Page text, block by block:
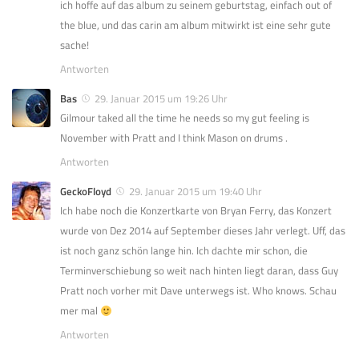
ich hoffe auf das album zu seinem geburtstag, einfach out of
the blue, und das carin am album mitwirkt ist eine sehr gute
sache!
Antworten
Bas
29. Januar 2015 um 19:26 Uhr
Gilmour taked all the time he needs so my gut feeling is
November with Pratt and I think Mason on drums .
Antworten
GeckoFloyd
29. Januar 2015 um 19:40 Uhr
Ich habe noch die Konzertkarte von Bryan Ferry, das Konzert
wurde von Dez 2014 auf September dieses Jahr verlegt. Uff, das
ist noch ganz schön lange hin. Ich dachte mir schon, die
Terminverschiebung so weit nach hinten liegt daran, dass Guy
Pratt noch vorher mit Dave unterwegs ist. Who knows. Schau
mer mal
Antworten